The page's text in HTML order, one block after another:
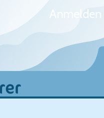
Anmelden